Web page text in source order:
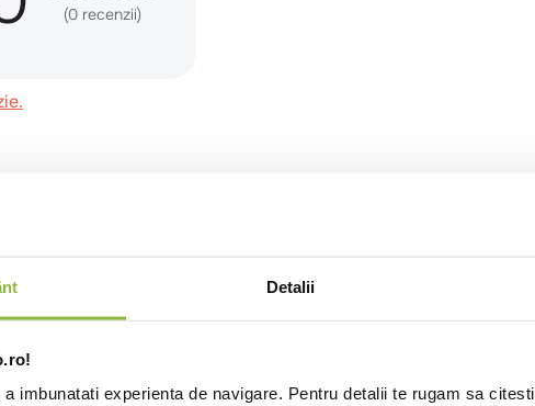
Detalii
imbunatati experienta de navigare. Pentru detalii te rugam sa citesti
(0 recenzii)